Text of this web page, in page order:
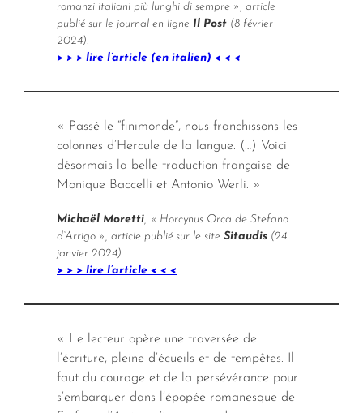
romanzi italiani più lunghi di sempre », article
publié sur le journal en ligne Il Post (8 février
2024).
> > > lire l’article (en italien) < < <
« Passé le “finimonde”, nous franchissons les
colonnes d’Hercule de la langue. (…) Voici
désormais la belle traduction française de
Monique Baccelli et Antonio Werli. »
Michaël Moretti, « Horcynus Orca de Stefano
d‘Arrigo », article publié sur le site Sitaudis (24
janvier 2024).
> > > lire l’article < < <
« Le lecteur opère une traversée de
l’écriture, pleine d’écueils et de tempêtes. Il
faut du courage et de la persévérance pour
s’embarquer dans l’épopée romanesque de